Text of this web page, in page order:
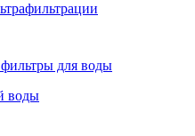
для воды
воды